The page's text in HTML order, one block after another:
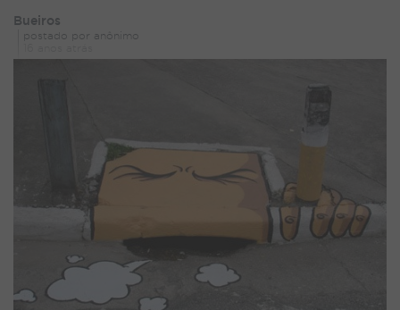
Bueiros
postado por anônimo